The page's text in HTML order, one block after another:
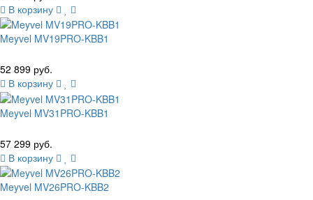
В корзину
Meyvel MV19PRO-KBB1
52 899 руб.
В корзину
Meyvel MV31PRO-KBB1
57 299 руб.
В корзину
Meyvel MV26PRO-KBB2